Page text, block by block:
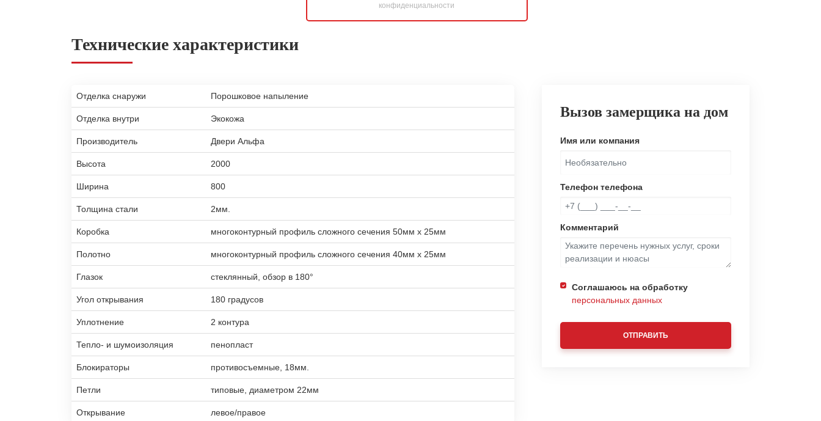
конфиденциальности
Технические характеристики
Отделка снаружи Порошковое напыление
Отделка внутри Экокожа
Производитель Двери Альфа
Высота 2000
Ширина 800
Толщина стали 2мм.
Коробка многоконтурный профиль сложного сечения 50мм х 25мм
Полотно многоконтурный профиль сложного сечения 40мм х 25мм
Глазок стеклянный, обзор в 180°
Угол открывания 180 градусов
Уплотнение 2 контура
Тепло- и шумоизоляция пенопласт
Блокираторы противосъемные, 18мм.
Петли типовые, диаметром 22мм
Открывание левое/правое
Вызов замерщика на дом
Имя или компания
Телефон телефона
Комментарий
Соглашаюсь на обработку
персональных данных
ОТПРАВИТЬ